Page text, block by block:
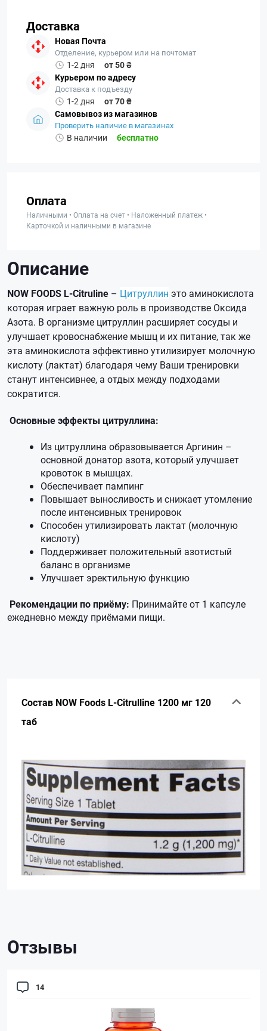
Доставка
Новая Почта
Отделение, курьером или на почтомат
1-2 дня
от 50 ₴
Курьером по адресу
Доставка к подъезду
1-2 дня
от 70 ₴
Самовывоз из магазинов
Проверить наличие в магазинах
В наличии бесплатно
Оплата
Наличными • Оплата на счет • Наложенный платеж •
Карточкой и наличными в магазине
Описание
NOW FOODS L-Citruline – Цитруллин это аминокислота
которая играет важную роль в производстве Оксида
Азота. В организме цитруллин расширяет сосуды и
улучшает кровоснабжение мышц и их питание, так же
эта аминокислота эффективно утилизирует молочную
кислоту (лактат) благодаря чему Ваши тренировки
станут интенсивнее, а отдых между подходами
сократится.
Основные эффекты цитруллина:
Из цитруллина образовывается Аргинин –
основной донатор азота, который улучшает
кровоток в мышцах.
Обеспечивает пампинг
Повышает выносливость и снижает утомление
после интенсивных тренировок
Способен утилизировать лактат (молочную
кислоту)
Поддерживает положительный азотистый
баланс в организме
Улучшает эректильную функцию
Рекомендации по приёму: Принимайте от 1 капсуле
ежедневно между приёмами пищи.
Состав NOW Foods L-Citrulline 1200 мг 120
таб
Отзывы
14